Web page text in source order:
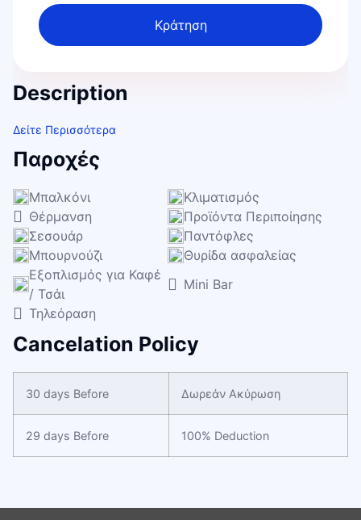
Κράτηση
Description
Δείτε Περισσότερα
Παροχές
Μπαλκόνι
Κλιματισμός
Θέρμανση
Προϊόντα Περιποίησης
Σεσουάρ
Παντόφλες
Μπουρνούζι
Θυρίδα ασφαλείας
Εξοπλισμός για Καφέ
/ Τσάι
Mini Bar
Τηλεόραση
Cancelation Policy
30 days Before Δωρεάν Ακύρωση
29 days Before 100% Deduction